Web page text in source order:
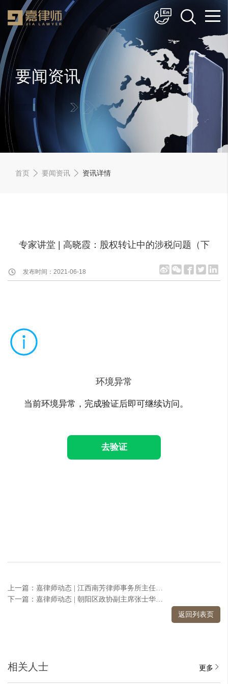
简体中文
English
要闻资讯
首页 要闻资讯 资讯详情
专家讲堂 | 高晓霞：股权转让中的涉税问题（下
发布时间：2021-06-18
环境异常
当前环境异常，完成验证后即可继续访问。
去验证
上一篇：嘉律师动态 | 江西南芳律师事务所主任廖泽方、副主任卢盛宽一行莅临嘉维律师事务所参观交流
下一篇：嘉律师动态 | 朝阳区政协副主席张士华走进嘉维律师事务所走访看望
返回列表页
相关人士 更多